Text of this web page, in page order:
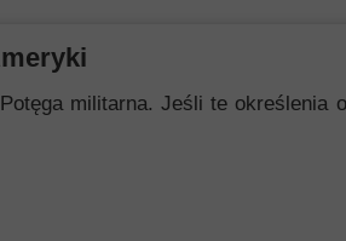
militarna. Jeśli te określenia